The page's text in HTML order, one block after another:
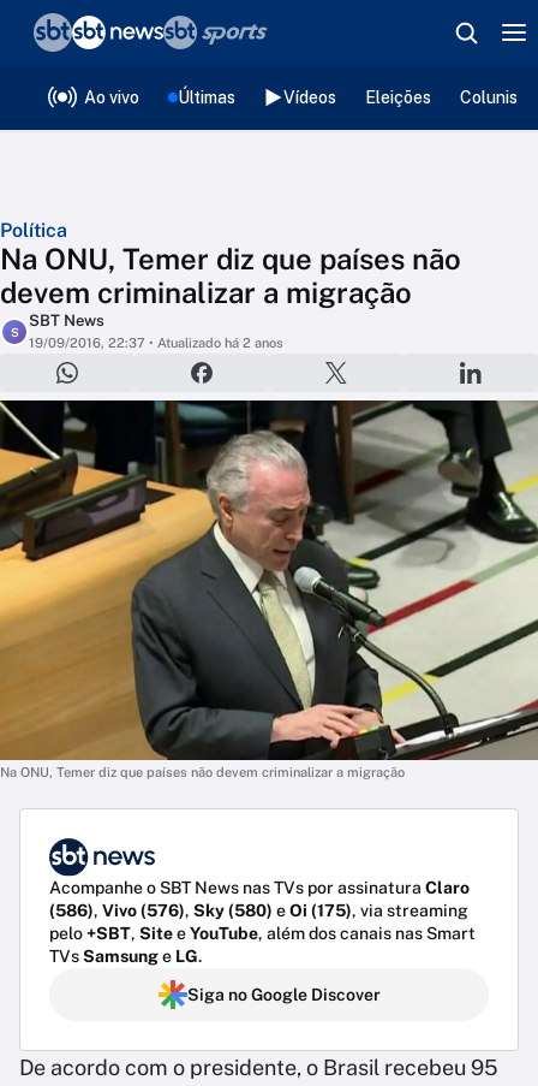
Ao vivo Últimas Vídeos Eleições
Política
Na ONU, Temer diz que países não
devem criminalizar a migração
S
SBT News
19/09/2016, 22:37 • Atualizado há 2 anos
Na ONU, Temer diz que países não devem criminalizar a migração
Acompanhe o SBT News nas TVs por assinatura Claro
(586), Vivo (576), Sky (580) eOi (175), via streaming
pelo+SBT, SiteeYouTube, além dos canais nas Smart
TVsSamsunge LG.
Siga no Google Discover
De acordo com o presidente, o Brasil recebeu 95
❮voltar
Editorias